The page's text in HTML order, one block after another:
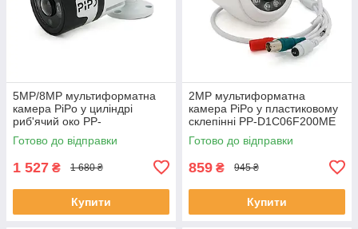
5MP/8MP мультиформатна
камера PiPo у циліндрі
риб'ячий око PP-
B2G03F500FA-A 1,8 (мм)
ЕКОБОКС
Готово до відправки
1 527 ₴ 1 680 ₴
Купити
2MP мультиформатна
камера PiPo у пластиковому
склепінні PP-D1C06F200ME
2,8 (мм) ЕКОБОКС
Готово до відправки
859 ₴ 945 ₴
Купити